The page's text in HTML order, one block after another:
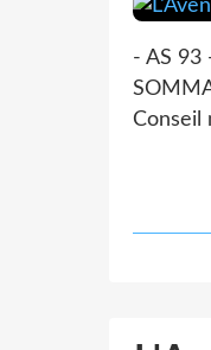
- AS 93
Conseil